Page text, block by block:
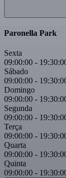
Paronella Park
Sexta
09:00:00 -
Sábado
09:00:00 -
Domingo
09:00:00 -
Segunda
09:00:00 -
Terça
09:00:00 -
Quarta
09:00:00 -
Quinta
09:00:00 -